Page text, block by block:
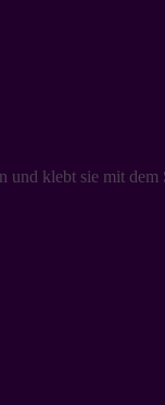
und klebt sie mit